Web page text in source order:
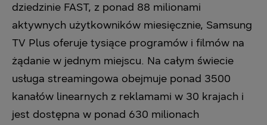
dziedzinie FAST, z ponad 88 milionami
aktywnych użytkowników miesięcznie, Samsung
TV Plus oferuje tysiące programów i filmów na
żądanie w jednym miejscu. Na całym świecie
usługa streamingowa obejmuje ponad 3500
kanałów linearnych z reklamami w 30 krajach i
jest dostępna w ponad 630 milionach